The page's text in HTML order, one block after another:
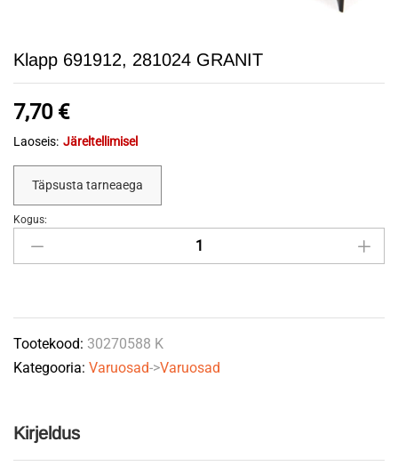
Klapp 691912, 281024 GRANIT
7,70 €
Laoseis: Järeltellimisel
Täpsusta tarneaega
Klapp
691912,
quantity
Kogus:
Tootekood: 30270588 K
Kategooria: Varuosad->Varuosad
Kirjeldus